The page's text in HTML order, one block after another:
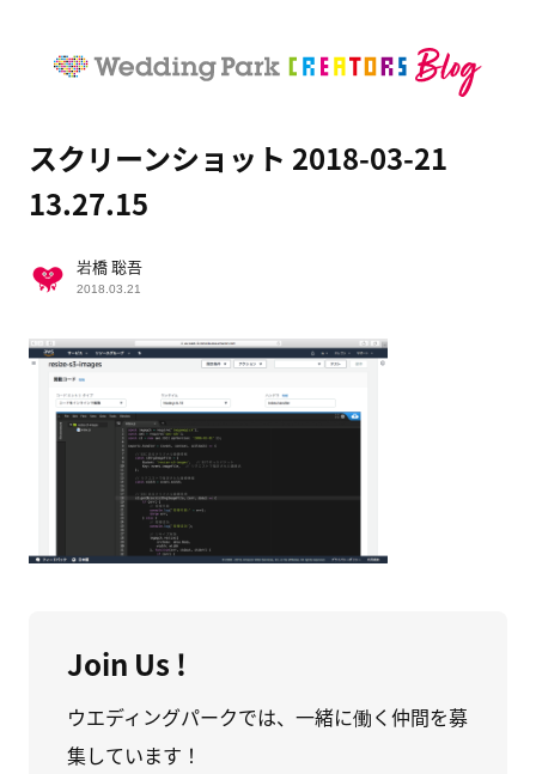
スクリーンショット 2018-03-21
13.27.15
岩橋 聡吾
2018.03.21
Join Us !
ウエディングパークでは、一緒に働く仲間を募
集しています！